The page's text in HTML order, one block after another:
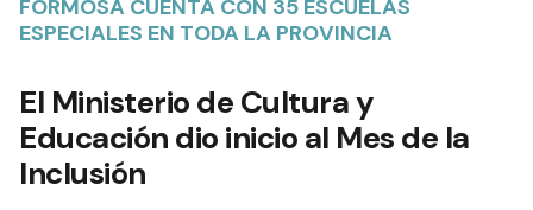
FORMOSA CUENTA CON 35 ESCUELAS
ESPECIALES EN TODA LA PROVINCIA
El Ministerio de Cultura y
Educación dio inicio al Mes de la
Inclusión